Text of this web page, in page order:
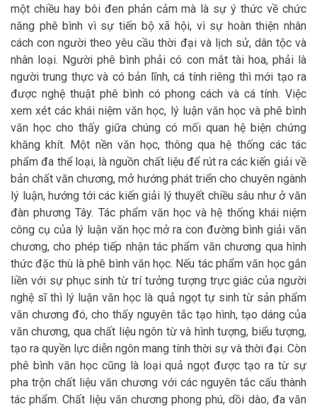
một chiều hay bôi đen phản cảm mà là sự ý thức về chức
năng phê bình vì sự tiến bộ xã hội, vì sự hoàn thiện nhân
cách con người theo yêu cầu thời đại và lịch sử, dân tộc và
nhân loại. Người phê bình phải có con mắt tài hoa, phải là
người trung thực và có bản lĩnh, cá tính riêng thì mới tạo ra
được nghệ thuật phê bình có phong cách và cá tính. Việc
xem xét các khái niệm văn học, lý luận văn học và phê bình
văn học cho thấy giữa chúng có mối quan hệ biện chứng
khăng khít. Một nền văn học, thông qua hệ thống các tác
phẩm đa thể loại, là nguồn chất liệu để rút ra các kiến giải về
bản chất văn chương, mở hướng phát triển cho chuyên ngành
lý luận, hướng tới các kiến giải lý thuyết chiều sâu như ở văn
đàn phương Tây. Tác phẩm văn học và hệ thống khái niệm
công cụ của lý luận văn học mở ra con đường bình giải văn
chương, cho phép tiếp nhận tác phẩm văn chương qua hình
thức đặc thù là phê bình văn học. Nếu tác phẩm văn học gắn
liền với sự phục sinh từ trí tưởng tượng trực giác của người
nghệ sĩ thì lý luận văn học là quả ngọt tự sinh từ sản phẩm
văn chương đó, cho thấy nguyên tắc tạo hình, tạo dáng của
văn chương, qua chất liệu ngôn từ và hình tượng, biểu tượng,
tạo ra quyền lực diễn ngôn mang tính thời sự và thời đại. Còn
phê bình văn học cũng là loại quả ngọt được tạo ra từ sự
pha trộn chất liệu văn chương với các nguyên tắc cấu thành
tác phẩm. Chất liệu văn chương phong phú, dồi dào, đa văn